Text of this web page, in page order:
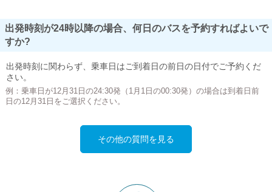
出発時刻が24時以降の場合、何日のバスを予約すればよいで
すか?
出発時刻に関わらず、乗車日はご到着日の前日の日付でご予約くだ
さい。
例：乗車日が12月31日の24:30発（1月1日の00:30発）の場合は到着日前
日の12月31日をご選択ください。
その他の質問を見る